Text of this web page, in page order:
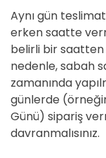
Aynı gün
erken saatte
belirli bir saatten
nedenle, sabah
zamanında
günlerde
Günü) sipariş
davranmalısınız.